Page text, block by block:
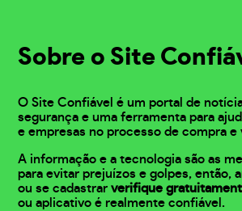
Sobre o Site
O Site Confiável é um portal de
segurança e uma ferramenta para
e empresas no processo de compra e
A informação e a tecnologia são as
para evitar prejuízos e golpes, então,
ou se cadastrarverifique
ou aplicativo é realmente confiável.